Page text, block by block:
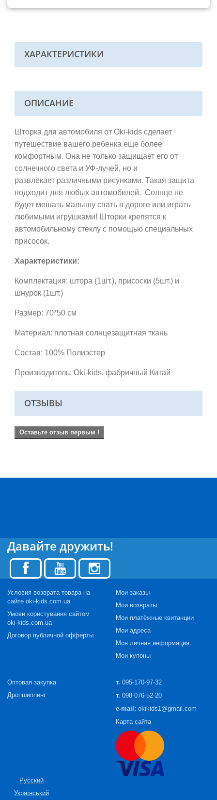
ХАРАКТЕРИСТИКИ
ОПИСАНИЕ
Шторка для автомобиля от Oki-kids сделает
путешествие вашего ребенка еще более
комфортным. Она не только защищает его от
солнечного света и УФ-лучей, но и
развлекает различными рисунками. Такая защита
подходит для любых автомобилей. Солнце не
будет мешать малышу спать в дороге или играть
любимыми игрушками! Шторки крепятся к
автомобильному стеклу с помощью специальных
присосок.
Характеристики:
Комплектация: штора (1шт.), присоски (5шт.) и
шнурок (1шт.)
Размер: 70*50 см
Материал: плотная солнцезащитная ткань
Состав: 100% Полиэстер
Производитель: Oki-kids, фабричный Китай
ОТЗЫВЫ
Оставьте отзыв первым !
Давайте дружить!
Условия возврата товара на
сайте oki-kids.com.ua
Умови користування сайтом
oki-kids.com.ua
Договор публичной офферты
Мои заказы
Мои возвраты
Мои платёжные квитанции
Мои адреса
Моя личная информация
Мои купоны
Оптовая закупка
Дропшиппинг
т. 095-170-97-32
т. 098-076-52-20
e-mail: okikids1@gmail.com
Карта сайта
Русский
Український